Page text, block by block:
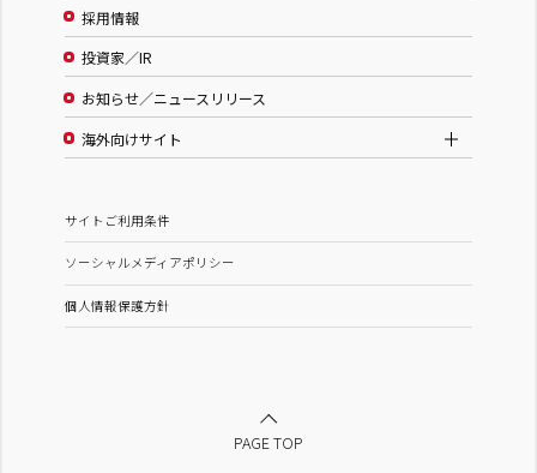
採用情報
投資家／IR
お知らせ／ニュースリリース
海外向けサイト
サイトご利用条件
ソーシャルメディアポリシー
個人情報保護方針
PAGE TOP